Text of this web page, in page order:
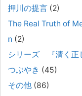
#041 将来を案じ
で困っている方へ
2025年8月11日
長年問題解決に至らない
景・特徴続きをみる
押川の提言 (2)
The Real Truth of
n (2)
シリーズ 『清く正
つぶやき (45)
その他 (86)